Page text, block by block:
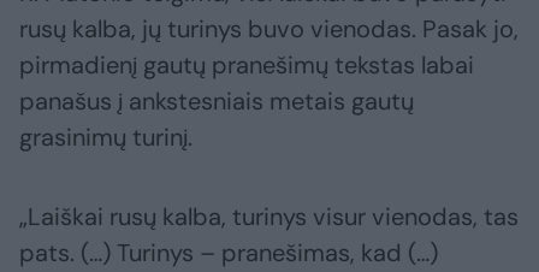
rusų kalba, jų turinys buvo vienodas. Pasak jo,
pirmadienį gautų pranešimų tekstas labai
panašus į ankstesniais metais gautų
grasinimų turinį.
„Laiškai rusų kalba, turinys visur vienodas, tas
pats. (…) Turinys – pranešimas, kad (…)